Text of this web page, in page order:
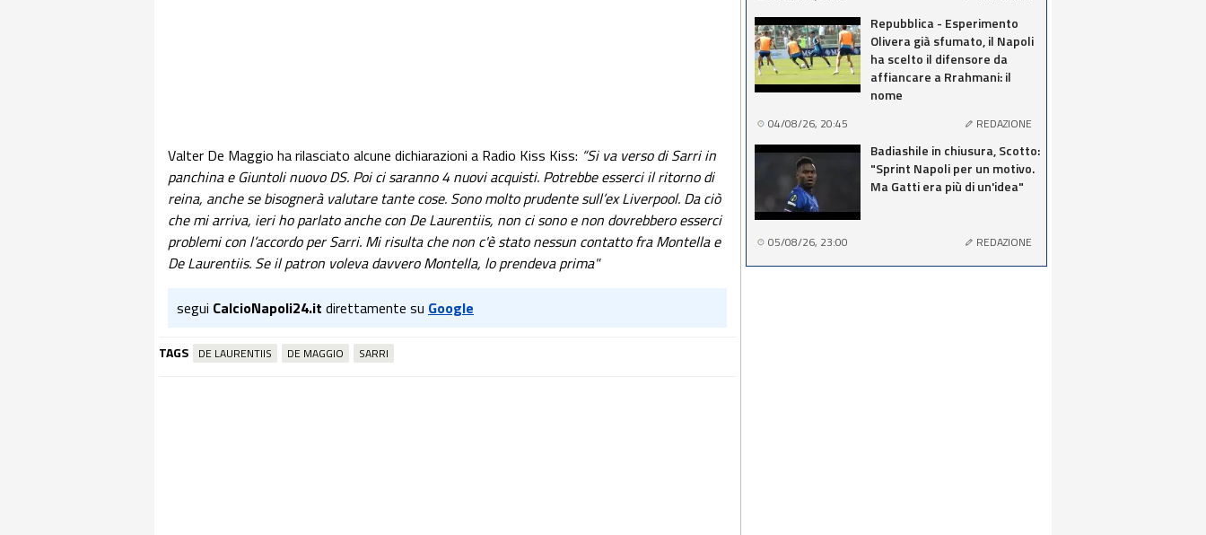
Valter De Maggio ha rilasciato alcune dichiarazioni a Radio Kiss Kiss: “Si va verso di Sarri in
panchina e Giuntoli nuovo DS. Poi ci saranno 4 nuovi acquisti. Potrebbe esserci il ritorno di
reina, anche se bisognerà valutare tante cose. Sono molto prudente sull’ex Liverpool. Da ciò
che mi arriva, ieri ho parlato anche con De Laurentiis, non ci sono e non dovrebbero esserci
problemi con l’accordo per Sarri. Mi risulta che non c'è stato nessun contatto fra Montella e
De Laurentiis. Se il patron voleva davvero Montella, lo prendeva prima"
segui CalcioNapoli24.it direttamente su Google
TAGS DE LAURENTIIS DE MAGGIO SARRI
Repubblica - Esperimento
Olivera già sfumato, il Napoli
ha scelto il difensore da
affiancare a Rrahmani: il
nome
04/08/26, 20:45 REDAZIONE
Badiashile in chiusura, Scotto:
"Sprint Napoli per un motivo.
Ma Gatti era più di un'idea"
05/08/26, 23:00 REDAZIONE